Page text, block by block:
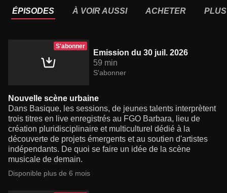
ÉPISODES À VOIR AUSSI ACHETER
S'abonner
Emission du 30 juil. 2026
59 min
S'abonner
Nouvelle scène urbaine
Dans Basique, les sessions, de jeunes talents interprètent
trois titres en live enregistrés au FGO Barbara, lieu de
création pluridisciplinaire et multiculturel dédié à la
découverte de projets émergents et au soutien d'artistes
indépendants. De quoi se faire un idée de la scène
musicale de demain.
Disponible plus de 6 mois